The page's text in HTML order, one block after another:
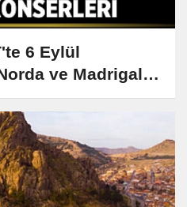
6 Eylül
ve Madrigal